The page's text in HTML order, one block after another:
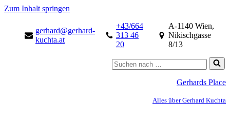
Zum Inhalt springen
gerhard@gerhard-
kuchta.at
+43/664
313 46
20
A-1140 Wien,
Nikischgasse
8/13
Gerhards Place
Alles über Gerhard Kuchta